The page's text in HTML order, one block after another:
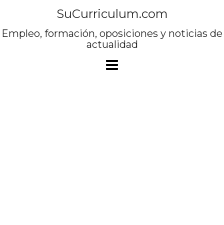
contenido
SuCurriculum.com
Empleo, formación, oposiciones y noticias de
actualidad